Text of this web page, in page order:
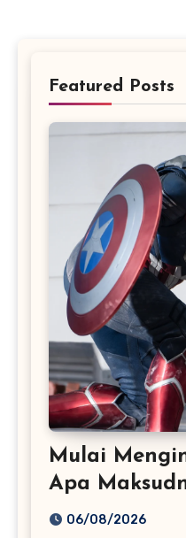
Featured Posts
Mulai
Apa
06/08/2026